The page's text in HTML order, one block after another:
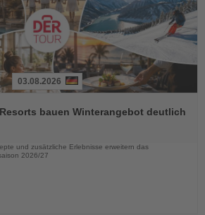
03.08.2026
bauen Winterangebot deutlich
und zusätzliche Erlebnisse erweitern das
2026/27